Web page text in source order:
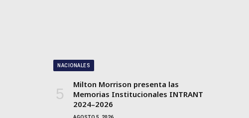
NACIONALES
Milton Morrison presenta las
Memorias Institucionales INTRANT
2024–2026